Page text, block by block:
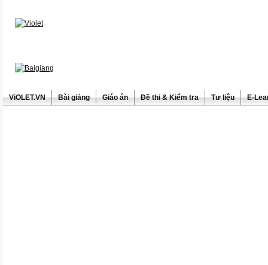
ViOLET.VN Bài giảng Giáo án Đề thi & Kiểm tra Tư liệu E-